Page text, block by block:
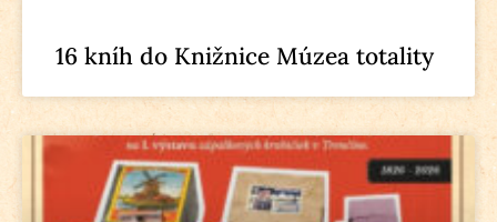
16 kníh do Knižnice Múzea totality